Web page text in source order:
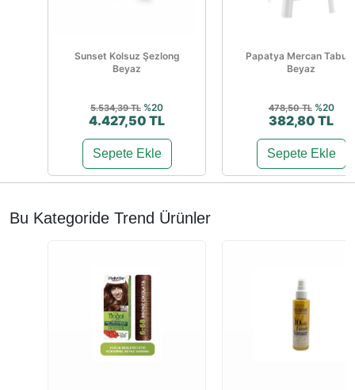
Sunset Kolsuz Şezlong
Beyaz
5.534,39 TL %20
4.427,50 TL
Sepete Ekle
Papatya Mercan
Beyaz
478,50 TL %20
382,80 TL
Sepete Ekle
Bu Kategoride Trend Ürünler